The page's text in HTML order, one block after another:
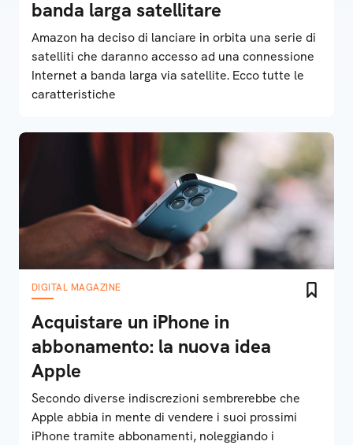
banda larga satellitare
Amazon ha deciso di lanciare in orbita una serie di
satelliti che daranno accesso ad una connessione
Internet a banda larga via satellite. Ecco tutte le
caratteristiche
DIGITAL MAGAZINE
Acquistare un iPhone in
abbonamento: la nuova idea
Apple
Secondo diverse indiscrezioni sembrerebbe che
Apple abbia in mente di vendere i suoi prossimi
iPhone tramite abbonamenti, noleggiando i